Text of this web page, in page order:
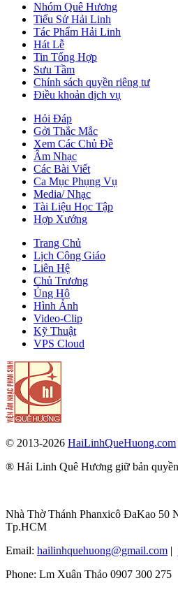
Nhóm Quê Hương
Tiểu Sử Hải Linh
Tác Phẩm Hải Linh
Hát Lễ
Tin Tổng Hợp
Sưu Tầm
Chính sách quyền riêng tư
Điều khoản dịch vụ
Hỏi Đáp
Gởi Thắc Mắc
Xem Các Chủ Đề
Âm Nhạc
Các Bài Viết
Ca Mục Phụng Vụ
Media/ Nhạc
Tài Liệu Học Tập
Hợp Xướng
Trang Chủ
Lịch Công Giáo
Liên Hệ
Chủ Trương
Ủng Hộ
Hình Ảnh
Video-Clip
Kỹ Thuật
VPS Cloud
© 2013-2026 HaiLinhQueHuong.com
® Hải Linh Quê Hương giữ bản
Nhà Thờ Thánh Phanxicô ĐaKao 50
Tp.HCM
Email: hailinhquehuong@gmail.com |
Phone: Lm Xuân Thảo 0907 300 275